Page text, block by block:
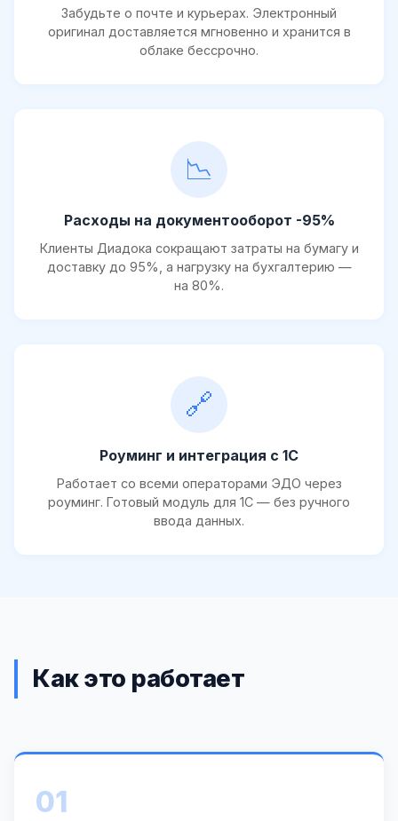
Забудьте о почте и курьерах. Электронный
оригинал доставляется мгновенно и хранится в
облаке бессрочно.
📉
Расходы на документооборот -95%
Клиенты Диадока сокращают затраты на бумагу и
доставку до 95%, а нагрузку на бухгалтерию —
на 80%.
🔗
Роуминг и интеграция с 1С
Работает со всеми операторами ЭДО через
роуминг. Готовый модуль для 1С — без ручного
ввода данных.
Как это работает
01